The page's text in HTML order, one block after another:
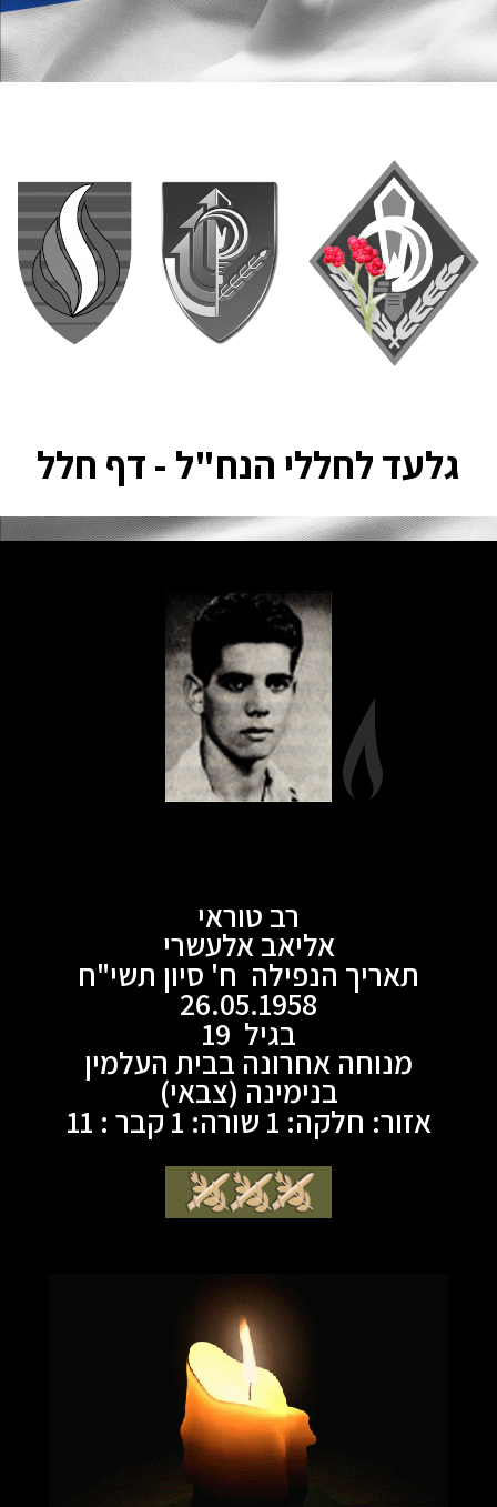
גלעד לחללי הנח"ל - דף חלל
רב טוראי
אליאב אלעשרי
תאריך הנפילה ח' סיון תשי"ח
26.05.1958
בגיל 19
מנוחה אחרונה בבית העלמין
בנימינה (צבאי)
אזור: חלקה: 1 שורה: 1 קבר : 11